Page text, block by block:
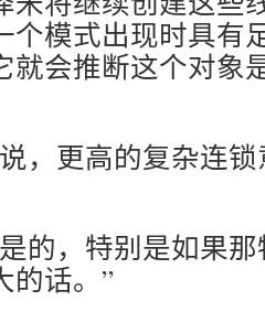
个模式出现时具有
就会推断这个对象
，更高的复杂连
的，特别是如果
的话。”